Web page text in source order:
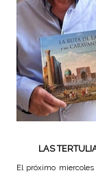
e
v
a
n
LAS
El próximo